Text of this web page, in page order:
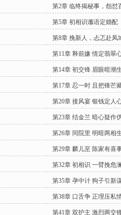
第2章 临终揭秘事，怨怼
第5章 初相识谶语定婚配
第8章 挽新人，忐忑赴凤
第11章 释前嫌 情定翡翠
第14章 初交锋 眉眼暗潮
第17章 忍一时 且把锋芒
第20章 接风宴 银钱定人
第23章 结金兰 暗心疑作
第26章 同院里 明暗两相
第29章 麟儿至 陈家有喜
第32章 初相识 一臂挽危澜
第35章 孕中计 狗子引新
第38章 口舌争 正理压私
第41章 双护主 激烈两交